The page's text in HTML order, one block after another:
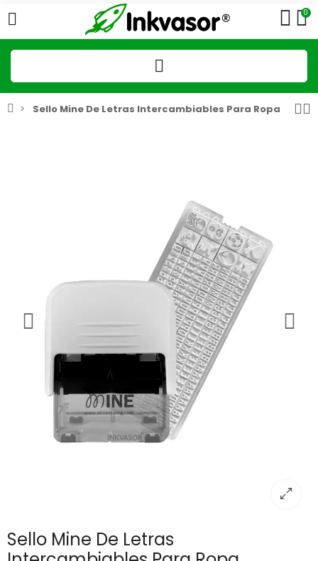
0
Sello Mine De Letras Intercambiables Para Ropa
Sello Mine De Letras